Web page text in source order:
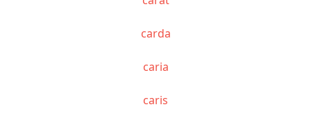
carda
caria
caris